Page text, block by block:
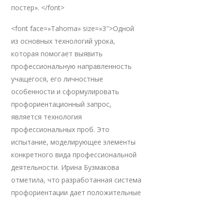
постер». </font>
<font face=»Tahoma» size=»3″>Одной
из основных технологий урока,
которая помогает выявить
профессиональную направленность
учащегося, его личностные
особенности и сформулировать
профориентационный запрос,
является технология
профессиональных проб. Это
испытание, моделирующее элементы
конкретного вида профессиональной
деятельности. Ирина Бузмакова
отметила, что разработанная система
профориентации дает положительные